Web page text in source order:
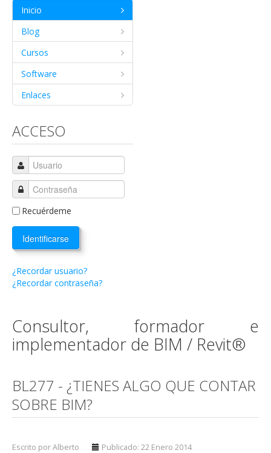
Inicio
Blog
Cursos
Software
Enlaces
ACCESO
Recuérdeme
Identificarse
¿Recordar usuario?
¿Recordar contraseña?
Consultor, formador e
implementador de BIM / Revit®
BL277 - ¿TIENES ALGO QUE CONTAR
SOBRE BIM?
Escrito por Alberto Publicado: 22 Enero 2014